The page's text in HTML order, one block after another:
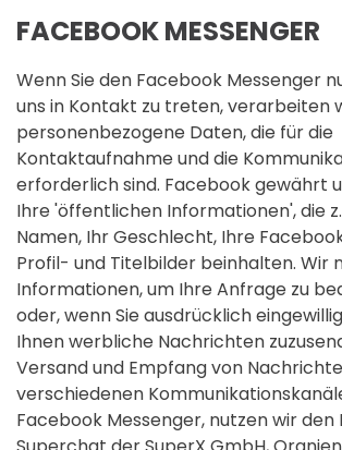
FACEBOOK MESSENGER
Wenn Sie den Facebook Messenger
uns in Kontakt zu treten, verarbeiten
personenbezogene Daten, die für die
Kontaktaufnahme und die
erforderlich sind. Facebook gewährt
Ihre 'öffentlichen Informationen', die
Namen, Ihr Geschlecht, Ihre
Profil- und Titelbilder beinhalten. Wir
Informationen, um Ihre Anfrage zu
oder, wenn Sie ausdrücklich
Ihnen werbliche Nachrichten
Versand und Empfang von
verschiedenen
Facebook Messenger, nutzen wir den